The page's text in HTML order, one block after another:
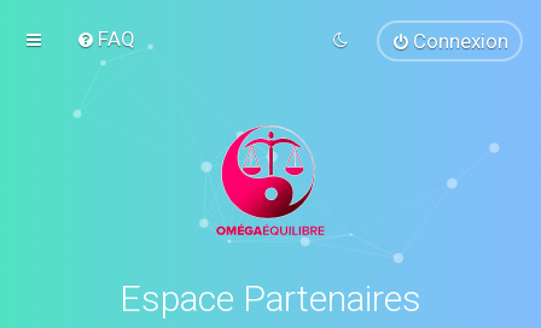
FAQ Connexion
Espace Partenaires